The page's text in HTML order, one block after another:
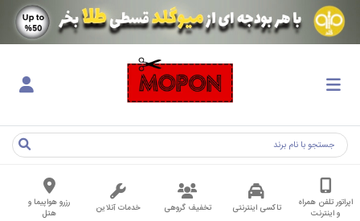
اپراتور تلفن همراه
و اینترنت
تاکسی اینترنتی تخفیف گروهی خدمات آنلاین
رزرو هواپیما و
هتل